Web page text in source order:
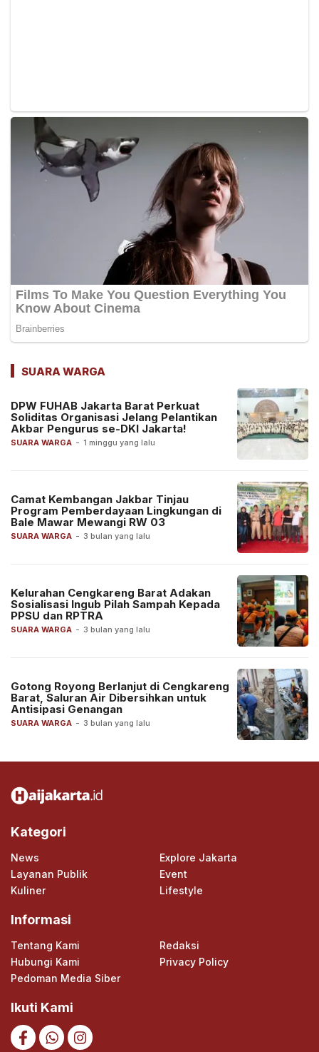
SUARA WARGA
SUARA WARGA - 1 minggu yang lalu
DPW FUHAB Jakarta Barat Perkuat
Soliditas Organisasi Jelang Pelantikan
Akbar Pengurus se-DKI Jakarta!
SUARA WARGA - 3 bulan yang lalu
Camat Kembangan Jakbar Tinjau
Program Pemberdayaan Lingkungan di
Bale Mawar Mewangi RW 03
SUARA WARGA - 3 bulan yang lalu
Kelurahan Cengkareng Barat Adakan
Sosialisasi Ingub Pilah Sampah Kepada
PPSU dan RPTRA
SUARA WARGA - 3 bulan yang lalu
Gotong Royong Berlanjut di Cengkareng
Barat, Saluran Air Dibersihkan untuk
Antisipasi Genangan
Kategori
News
Explore Jakarta
Layanan Publik
Event
Kuliner
Lifestyle
Informasi
Tentang Kami
Redaksi
Hubungi Kami
Privacy Policy
Pedoman Media Siber
Ikuti Kami